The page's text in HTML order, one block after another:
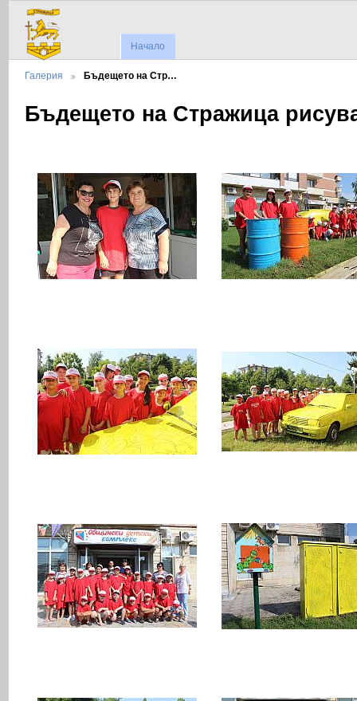
Начало
Галерия Бъдещето на Стр…
Бъдещето на Стражица